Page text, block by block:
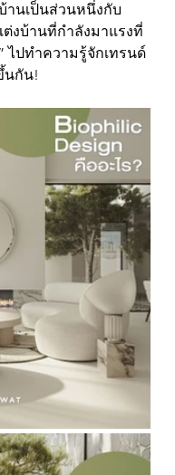
านเป็นส่วนหนึ่งกับ
งบ้านที่กำลังมาแรงที่
ไปทำความรู้จักเทรนด์
นกัน!